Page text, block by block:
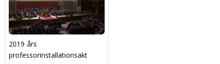
2019 års
professorinstallationsakt